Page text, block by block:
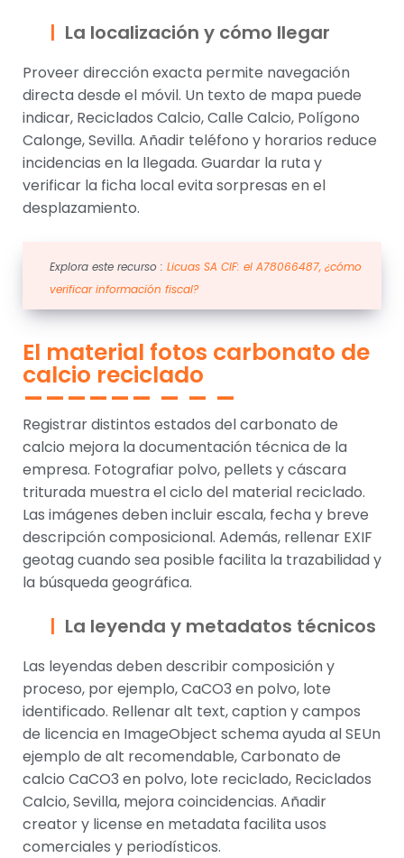
La localización y cómo llegar
Proveer dirección exacta permite navegación
directa desde el móvil. Un texto de mapa puede
indicar, Reciclados Calcio, Calle Calcio, Polígono
Calonge, Sevilla. Añadir teléfono y horarios reduce
incidencias en la llegada. Guardar la ruta y
verificar la ficha local evita sorpresas en el
desplazamiento.
Explora este recurso : Licuas SA CIF: el A78066487, ¿cómo
verificar información fiscal?
El material fotos carbonato de
calcio reciclado
Registrar distintos estados del carbonato de
calcio mejora la documentación técnica de la
empresa. Fotografiar polvo, pellets y cáscara
triturada muestra el ciclo del material reciclado.
Las imágenes deben incluir escala, fecha y breve
descripción composicional. Además, rellenar EXIF
geotag cuando sea posible facilita la trazabilidad y
la búsqueda geográfica.
La leyenda y metadatos técnicos
Las leyendas deben describir composición y
proceso, por ejemplo, CaCO3 en polvo, lote
identificado. Rellenar alt text, caption y campos
de licencia en ImageObject schema ayuda al SEUn
ejemplo de alt recomendable, Carbonato de
calcio CaCO3 en polvo, lote reciclado, Reciclados
Calcio, Sevilla, mejora coincidencias. Añadir
creator y license en metadata facilita usos
comerciales y periodísticos.